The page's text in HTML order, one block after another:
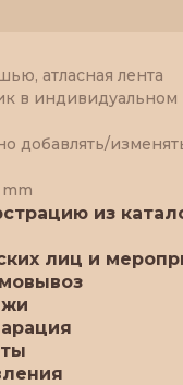
атласная лента
в индивидуальном
добавлять/
mm
из
лиц и